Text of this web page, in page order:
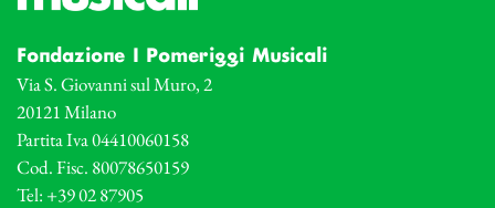
Fondazione I Pomeriggi Musicali
Via S. Giovanni sul Muro, 2
20121 Milano
Partita Iva 04410060158
Cod. Fisc. 80078650159
Tel: +39 02 87905